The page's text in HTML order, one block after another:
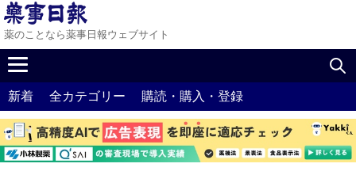
薬のことなら薬事日報ウェブサイト
新着 全カテゴリー 購読・購入・登録